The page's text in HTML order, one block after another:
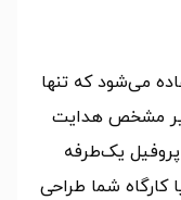
می‌شود که تنها
مشخص هدایت
یک‌طرفه
کارگاه شما طراحی